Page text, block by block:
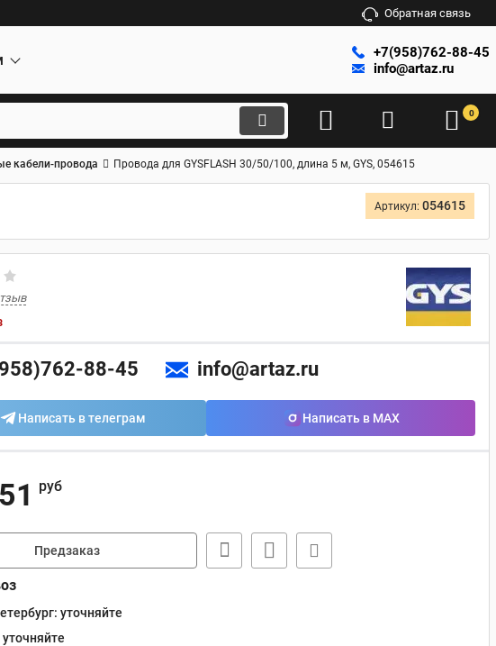
Обратная связь
+7(958)762-88-45
info@artaz.ru
0
кабели-провода Провода для GYSFLASH 30/50/100, длина 5 м, GYS, 054615
Артикул: 054615
88-45 info@artaz.ru
Написать в телеграм Написать в MAX
руб
Предзаказ
уточняйте
уточняйте